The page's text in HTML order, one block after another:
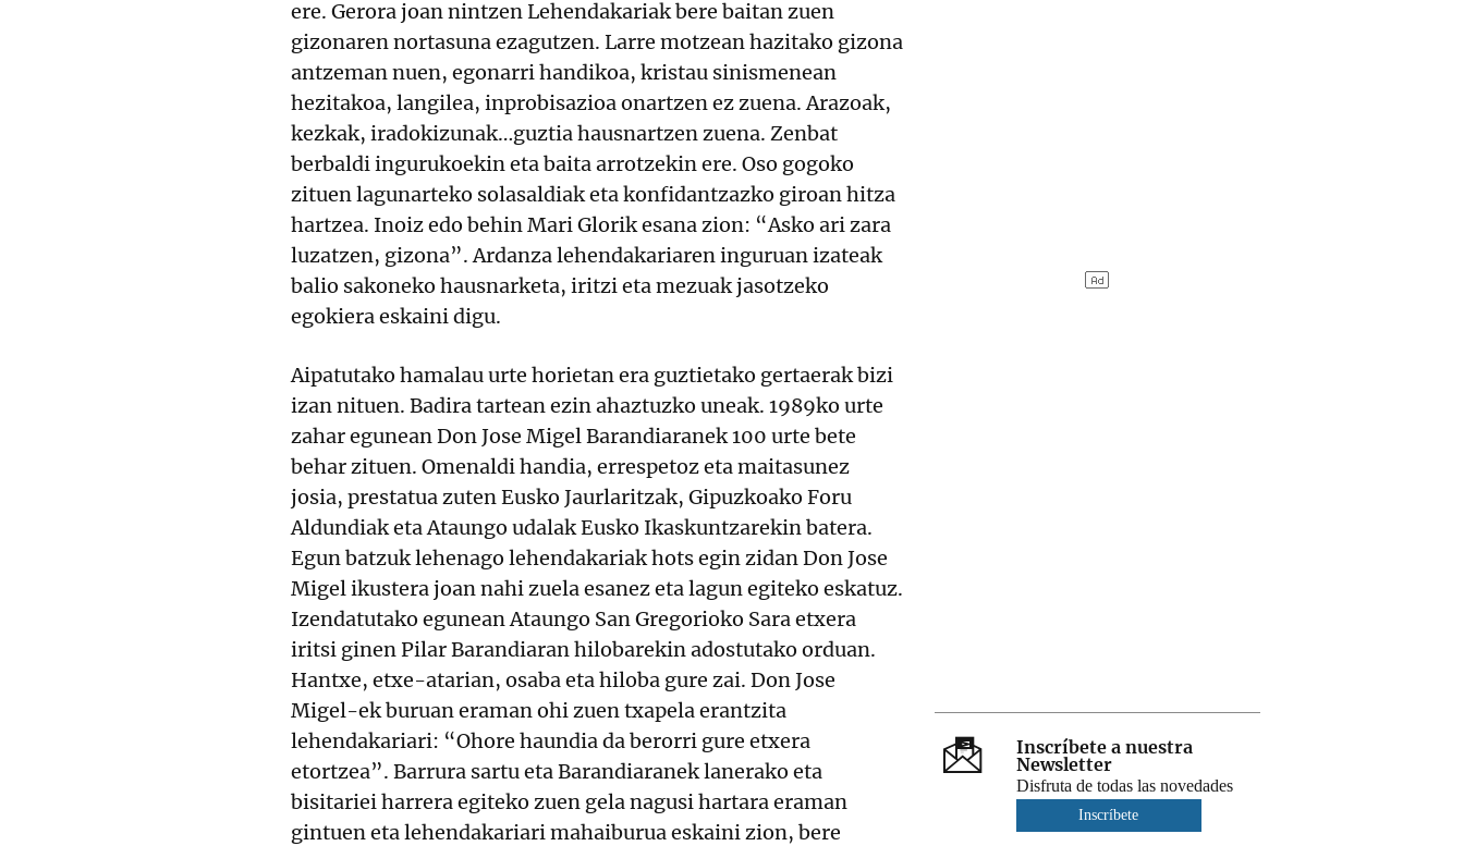
ere. Gerora joan nintzen Lehendakariak bere baitan zuen
gizonaren nortasuna ezagutzen. Larre motzean hazitako gizona
antzeman nuen, egonarri handikoa, kristau sinismenean
hezitakoa, langilea, inprobisazioa onartzen ez zuena. Arazoak,
kezkak, iradokizunak…guztia hausnartzen zuena. Zenbat
berbaldi ingurukoekin eta baita arrotzekin ere. Oso gogoko
zituen lagunarteko solasaldiak eta konfidantzazko giroan hitza
hartzea. Inoiz edo behin Mari Glorik esana zion: “Asko ari zara
luzatzen, gizona”. Ardanza lehendakariaren inguruan izateak
balio sakoneko hausnarketa, iritzi eta mezuak jasotzeko
egokiera eskaini digu.
Aipatutako hamalau urte horietan era guztietako gertaerak bizi
izan nituen. Badira tartean ezin ahaztuzko uneak. 1989ko urte
zahar egunean Don Jose Migel Barandiaranek 100 urte bete
behar zituen. Omenaldi handia, errespetoz eta maitasunez
josia, prestatua zuten Eusko Jaurlaritzak, Gipuzkoako Foru
Aldundiak eta Ataungo udalak Eusko Ikaskuntzarekin batera.
Egun batzuk lehenago lehendakariak hots egin zidan Don Jose
Migel ikustera joan nahi zuela esanez eta lagun egiteko eskatuz.
Izendatutako egunean Ataungo San Gregorioko Sara etxera
iritsi ginen Pilar Barandiaran hilobarekin adostutako orduan.
Hantxe, etxe-atarian, osaba eta hiloba gure zai. Don Jose
Migel-ek buruan eraman ohi zuen txapela erantzita
lehendakariari: “Ohore haundia da berorri gure etxera
etortzea”. Barrura sartu eta Barandiaranek lanerako eta
bisitariei harrera egiteko zuen gela nagusi hartara eraman
gintuen eta lehendakariari mahaiburua eskaini zion, bere
Inscríbete a nuestra
Newsletter
Disfruta de todas las novedades
Inscríbete